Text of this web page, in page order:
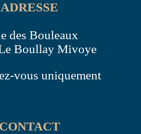
ADRESSE
des Bouleaux
Boullay Mivoye
vous uniquement
CONTACT